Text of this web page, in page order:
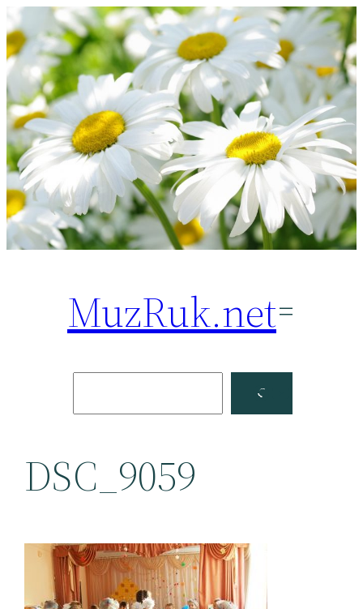
Перейти
к
содержимому
MuzRuk.net
Facebook
DSC_9059